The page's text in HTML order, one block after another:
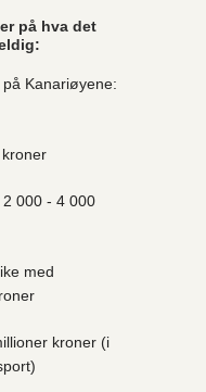
på hva det
Kanariøyene:
000 - 4 000
med
kroner (i